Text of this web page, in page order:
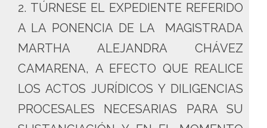
2. TÚRNESE EL EXPEDIENTE REFERIDO
A LA PONENCIA DE LA MAGISTRADA
MARTHA ALEJANDRA CHÁVEZ
CAMARENA, A EFECTO QUE REALICE
LOS ACTOS JURÍDICOS Y DILIGENCIAS
PROCESALES NECESARIAS PARA SU